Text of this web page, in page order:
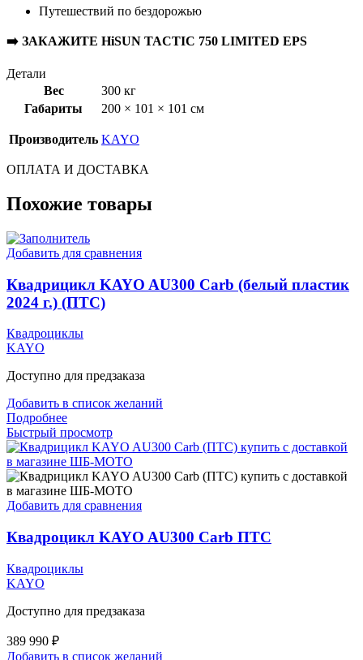
Путешествий по бездорожью
➡️ ЗАКАЖИТЕ HiSUN TACTIC 750 LIMITED EPS
Детали
Вес
300 кг
Габариты
200 × 101 × 101 см
Производитель KAYO
ОПЛАТА И ДОСТАВКА
Похожие товары
Добавить для сравнения
Квадрицикл KAYO AU300 Carb (белый пластик
2024 г.) (ПТС)
Квадроциклы
KAYO
Доступно для предзаказа
Добавить в список желаний
Подробнее
Быстрый просмотр
Добавить для сравнения
Квадроцикл KAYO AU300 Carb ПТС
Квадроциклы
KAYO
Доступно для предзаказа
389 990 ₽
Добавить в список желаний